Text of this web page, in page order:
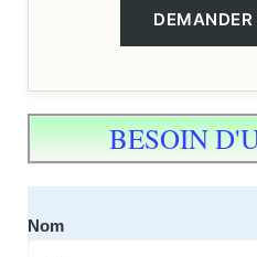
BESOIN
Nom